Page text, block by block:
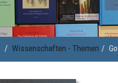
Wissenschaften - Themen